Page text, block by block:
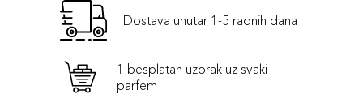
Dostava unutar 1-5 radnih dana
1 besplatan uzorak uz svaki
parfem